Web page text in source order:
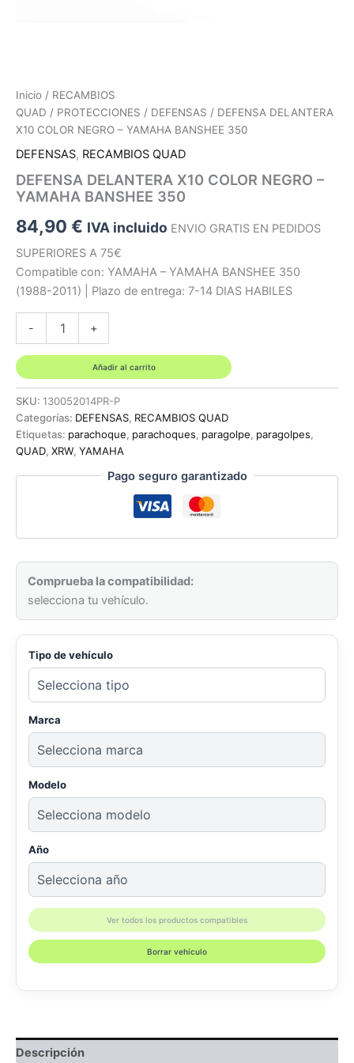
Inicio / RECAMBIOS
QUAD / PROTECCIONES / DEFENSAS / DEFENSA DELANTERA
X10 COLOR NEGRO – YAMAHA BANSHEE 350
DEFENSAS, RECAMBIOS QUAD
DEFENSA DELANTERA X10 COLOR NEGRO –
YAMAHA BANSHEE 350
84,90 € IVA incluido ENVIO GRATIS EN PEDIDOS
SUPERIORES A 75€
Compatible con: YAMAHA – YAMAHA BANSHEE 350
(1988-2011) | Plazo de entrega: 7-14 DIAS HABILES
-
DELANTERA
COLOR
NEGRO
-
YAMAHA
BANSHEE
350
cantidad
+
Añadir al carrito
SKU: 130052014PR-P
Categorías: DEFENSAS, RECAMBIOS QUAD
Etiquetas: parachoque, parachoques, paragolpe, paragolpes,
QUAD, XRW, YAMAHA
Pago seguro garantizado
Comprueba la compatibilidad:
selecciona tu vehículo.
Tipo de vehículo
Marca
Modelo
Año
Ver todos los productos compatibles
Borrar vehículo
Descripción